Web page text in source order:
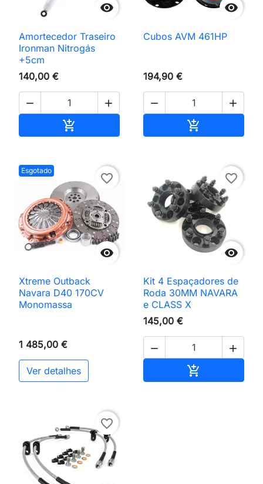

Amortecedor Traseiro
Ironman Nitrogás
+5cm
140,00 €
 


Cubos AVM 461HP
194,90 €
 

Esgotado

favorite_border
Xtreme Outback
Navara D40 170CV
Monomassa
1 485,00 €
Ver detalhes

favorite_border
Kit 4 Espaçadores de
Roda 30MM NAVARA
e CLASS X
145,00 €
 

favorite_border